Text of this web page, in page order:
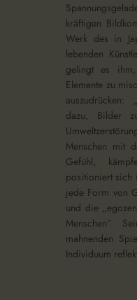
kräftigen
Werk des in
lebenden
gelingt es
Elemente zu
dazu, Bilder
Menschen mit
Gefühl,
positioniert sich
jede Form von
und die
Menschen“.
mahnenden
Individuum